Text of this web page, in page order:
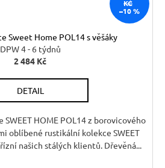
KČ
–10 %
Sweet Home POL14 s věšáky
DPW 4 - 6 týdnů
2 484 Kč
DETAIL
SWEET HOME POL14 z borovicového
oblíbené rustikální kolekce SWEET
našich stálých klientů. Dřevěná...